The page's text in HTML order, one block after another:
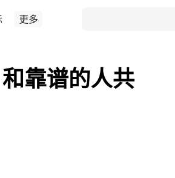
更多
靠谱的人共